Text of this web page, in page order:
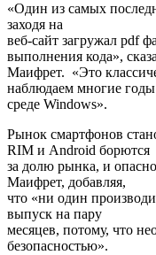
«Один из самых
заходя на
веб-сайт загружал pdf
выполнения кода»,
Маифрет. «Это
наблюдаем многие
среде Windows».
Рынок смартфонов
RIM и Android борются
за долю рынка, и
Маифрет, добавляя,
что «ни один
выпуск на пару
месяцев, потому, что
безопасностью».